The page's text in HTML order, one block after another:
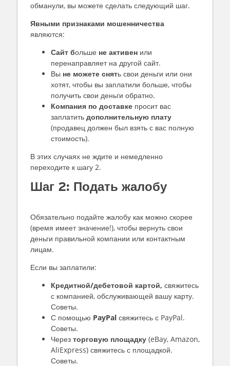
обманули, вы можете сделать следующий шаг.
Явными признаками мошенничества
являются:
Сайт больше не активен или
перенаправляет на другой сайт.
Вы не можете снять свои деньги или они
хотят, чтобы вы заплатили больше, чтобы
получить свои деньги обратно.
Компания по доставке просит вас
заплатить дополнительную плату
(продавец должен был взять с вас полную
стоимость).
В этих случаях не ждите и немедленно
переходите к шагу 2.
Шаг 2: Подать жалобу
Обязательно подайте жалобу как можно скорее
(время имеет значение!), чтобы вернуть свои
деньги правильной компании или контактным
лицам.
Если вы заплатили:
Кредитной/дебетовой картой, свяжитесь
с компанией, обслуживающей вашу карту.
Советы.
С помощью PayPal свяжитесь с PayPal.
Советы.
Через торговую площадку (eBay, Amazon,
AliExpress) свяжитесь с площадкой.
Советы.